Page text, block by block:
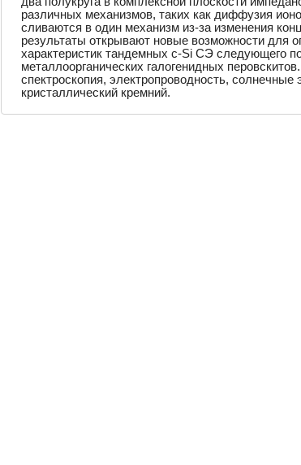
различных механизмов, таких как диффузия
сливаются в один механизм из-за изменения
результаты открывают новые возможности для
характеристик тандемных c-Si СЭ следующего
металлоорганических галогенидных
спектроскопия, электропроводность,
кристаллический кремний.